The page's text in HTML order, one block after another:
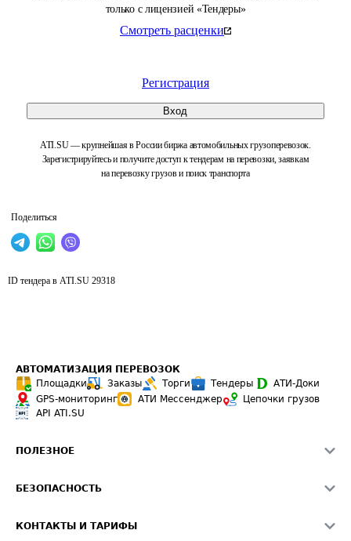
только с лицензией «Тендеры»
Смотреть расценки
Регистрация
Вход
ATI.SU — крупнейшая в России биржа автомобильных грузоперевозок.
Зарегистрируйтесь и получите доступ к тендерам на перевозки, заявкам
на перевозку грузов и поиск транспорта
Поделиться
ID тендера в ATI.SU 29318
АВТОМАТИЗАЦИЯ ПЕРЕВОЗОК
Площадки
Заказы Торги Тендеры
АТИ-Доки
GPS-мониторинг
АТИ Мессенджер
Цепочки грузов
API ATI.SU
ПОЛЕЗНОЕ
Звезды ATI.SU на вашем сайте
БЕЗОПАСНОСТЬ
КОНТАКТЫ И ТАРИФЫ